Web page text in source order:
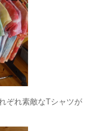
ぞれ素敵なTシャツが